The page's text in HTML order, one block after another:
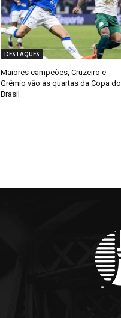
DESTAQUES
Maiores campeões, Cruzeiro e
Grêmio vão às quartas da Copa do
Brasil